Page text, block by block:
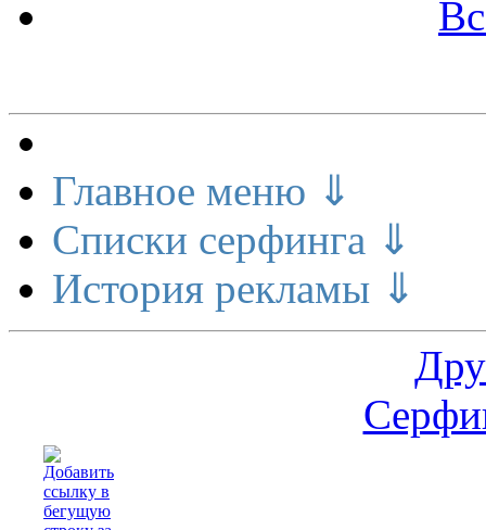
Главное меню ⇓
Списки серфинга ⇓
История рекламы ⇓